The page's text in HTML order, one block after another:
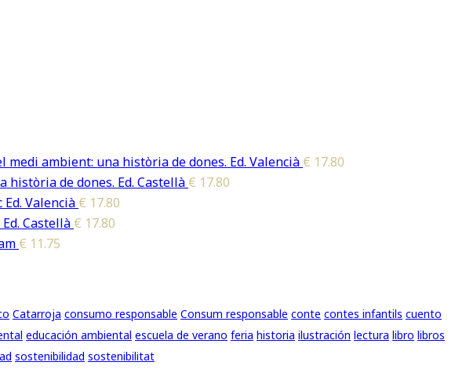
medi ambient: una història de dones. Ed. Valencià € 17.80
de dones. Ed. Castellà € 17.80
Valencià € 17.80
Castellà € 17.80
€ 11.75
Catarroja consumo responsable Consum responsable conte contes infantils cuento
educación ambiental escuela de verano feria historia ilustración lectura libro libros
sostenibilidad sostenibilitat